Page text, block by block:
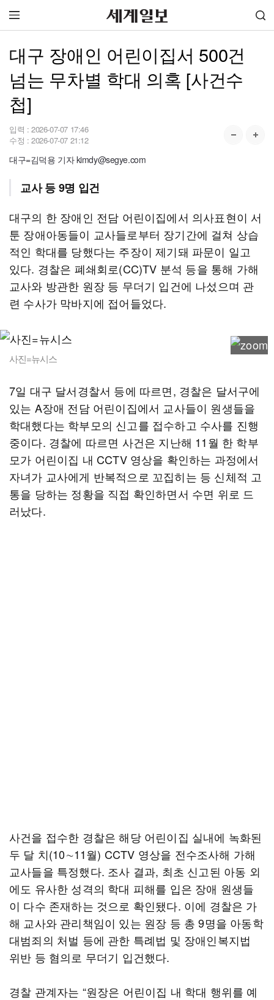
대구 장애인 어린이집서 500건
넘는 무차별 학대 의혹 [사건수
첩]
입력 : 2026-07-07 17:46
수정 : 2026-07-07 21:12
대구=김덕용 기자 kimdy@segye.com
교사 등 9명 입건
대구의 한 장애인 전담 어린이집에서 의사표현이 서
툰 장애아동들이 교사들로부터 장기간에 걸쳐 상습
적인 학대를 당했다는 주장이 제기돼 파문이 일고
있다. 경찰은 폐쇄회로(CC)TV 분석 등을 통해 가해
교사와 방관한 원장 등 무더기 입건에 나섰으며 관
련 수사가 막바지에 접어들었다.
사진=뉴시스
7일 대구 달서경찰서 등에 따르면, 경찰은 달서구에
있는 A장애 전담 어린이집에서 교사들이 원생들을
학대했다는 학부모의 신고를 접수하고 수사를 진행
중이다. 경찰에 따르면 사건은 지난해 11월 한 학부
모가 어린이집 내 CCTV 영상을 확인하는 과정에서
자녀가 교사에게 반복적으로 꼬집히는 등 신체적 고
통을 당하는 정황을 직접 확인하면서 수면 위로 드
러났다.
사건을 접수한 경찰은 해당 어린이집 실내에 녹화된
두 달 치(10∼11월) CCTV 영상을 전수조사해 가해
교사들을 특정했다. 조사 결과, 최초 신고된 아동 외
에도 유사한 성격의 학대 피해를 입은 장애 원생들
이 다수 존재하는 것으로 확인됐다. 이에 경찰은 가
해 교사와 관리책임이 있는 원장 등 총 9명을 아동학
대범죄의 처벌 등에 관한 특례법 및 장애인복지법
위반 등 혐의로 무더기 입건했다.
경찰 관계자는 “원장은 어린이집 내 학대 행위를 예